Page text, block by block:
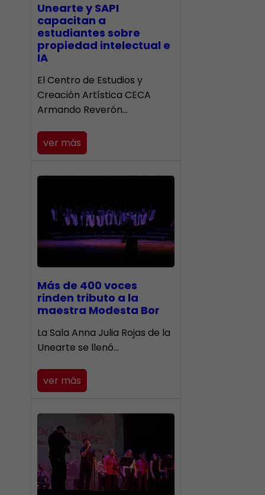
Unearte y SAPI
capacitan a
estudiantes sobre
propiedad intelectual e
IA
El Centro de Estudios y
Creación Artística CECA
Armando Reverón…
ver más
Más de 400 voces
rinden tributo a la
maestra Modesta Bor
​La Sala Anna Julia Rojas de la
Unearte se llenó…
ver más